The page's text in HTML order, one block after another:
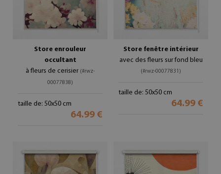
Store enrouleur
occultant
à fleurs de cerisier (#rwz-
00077838)
taille de: 50x50 cm
64.99 €
Store fenêtre intérieur
avec des fleurs sur fond bleu
(#rwz-00077831)
taille de: 50x50 cm
64.99 €